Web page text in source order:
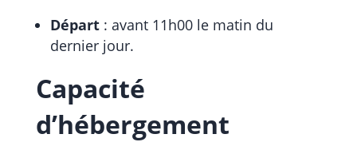
Départ: avant 11h00 le matin du
dernier jour.
Capacité
d’hébergement